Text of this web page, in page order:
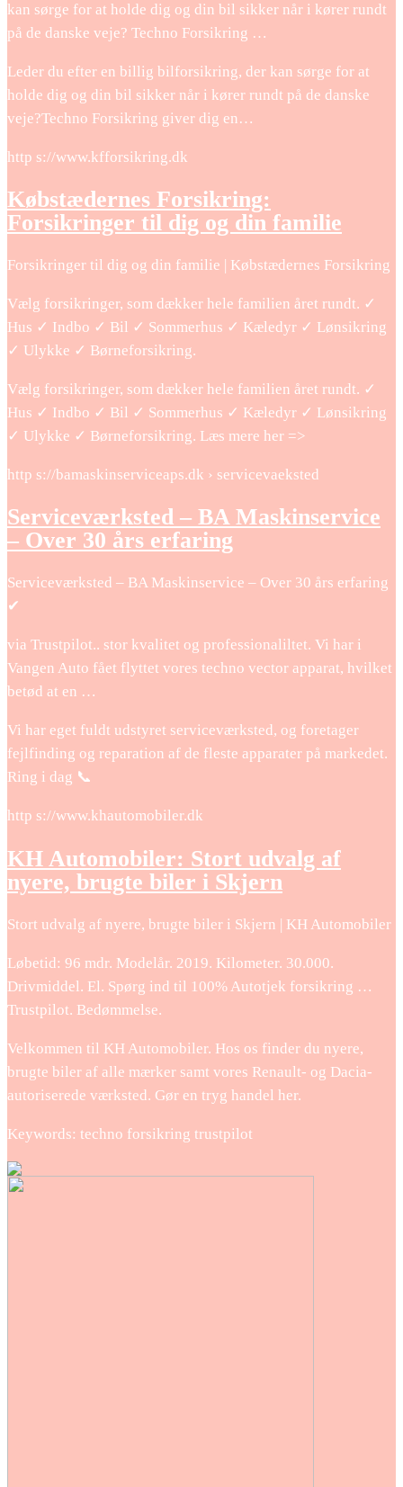
kan sørge for at holde dig og din bil sikker når i kører rundt
på de danske veje? Techno Forsikring …
Leder du efter en billig bilforsikring, der kan sørge for at
holde dig og din bil sikker når i kører rundt på de danske
veje?Techno Forsikring giver dig en…
http s://www.kfforsikring.dk
Købstædernes Forsikring:
Forsikringer til dig og din familie
Forsikringer til dig og din familie | Købstædernes Forsikring
Vælg forsikringer, som dækker hele familien året rundt. ✓
Hus ✓ Indbo ✓ Bil ✓ Sommerhus ✓ Kæledyr ✓ Lønsikring
✓ Ulykke ✓ Børneforsikring.
Vælg forsikringer, som dækker hele familien året rundt. ✓
Hus ✓ Indbo ✓ Bil ✓ Sommerhus ✓ Kæledyr ✓ Lønsikring
✓ Ulykke ✓ Børneforsikring. Læs mere her =>
http s://bamaskinserviceaps.dk › servicevaeksted
Serviceværksted – BA Maskinservice
– Over 30 års erfaring
Serviceværksted – BA Maskinservice – Over 30 års erfaring
✔
via Trustpilot.. stor kvalitet og professionaliltet. Vi har i
Vangen Auto fået flyttet vores techno vector apparat, hvilket
betød at en …
Vi har eget fuldt udstyret serviceværksted, og foretager
fejlfinding og reparation af de fleste apparater på markedet.
Ring i dag 📞
http s://www.khautomobiler.dk
KH Automobiler: Stort udvalg af
nyere, brugte biler i Skjern
Stort udvalg af nyere, brugte biler i Skjern | KH Automobiler
Løbetid: 96 mdr. Modelår. 2019. Kilometer. 30.000.
Drivmiddel. El. Spørg ind til 100% Autotjek forsikring …
Trustpilot. Bedømmelse.
Velkommen til KH Automobiler. Hos os finder du nyere,
brugte biler af alle mærker samt vores Renault- og Dacia-
autoriserede værksted. Gør en tryg handel her.
Keywords: techno forsikring trustpilot